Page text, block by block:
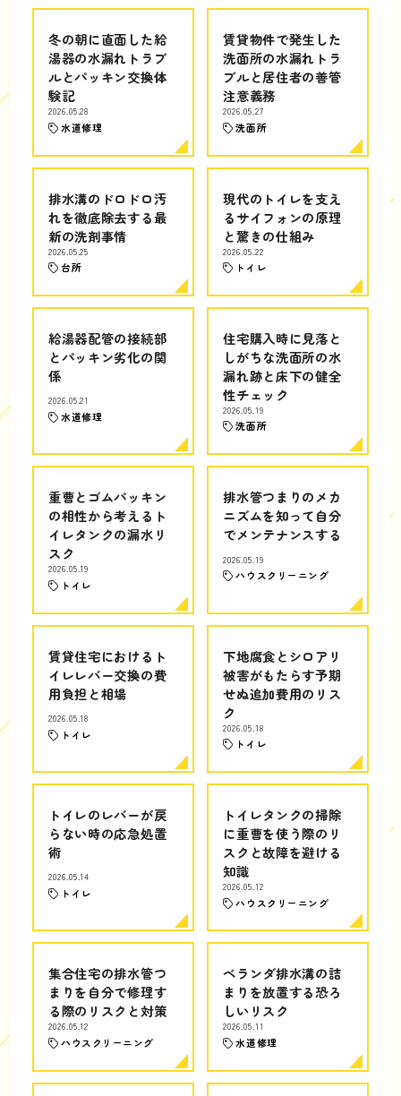
冬の朝に直面した給
湯器の水漏れトラブ
ルとパッキン交換体
験記
2026.05.28
水道修理
賃貸物件で発生した
洗面所の水漏れトラ
ブルと居住者の善管
注意義務
2026.05.27
洗面所
排水溝のドロドロ汚
れを徹底除去する最
新の洗剤事情
2026.05.25
台所
現代のトイレを支え
るサイフォンの原理
と驚きの仕組み
2026.05.22
トイレ
給湯器配管の接続部
とパッキン劣化の関
係
2026.05.21
水道修理
住宅購入時に見落と
しがちな洗面所の水
漏れ跡と床下の健全
性チェック
2026.05.19
洗面所
重曹とゴムパッキン
の相性から考えるト
イレタンクの漏水リ
スク
2026.05.19
トイレ
排水管つまりのメカ
ニズムを知って自分
でメンテナンスする
2026.05.19
ハウスクリーニング
賃貸住宅におけるト
イレレバー交換の費
用負担と相場
2026.05.18
トイレ
下地腐食とシロアリ
被害がもたらす予期
せぬ追加費用のリス
ク
2026.05.18
トイレ
トイレのレバーが戻
らない時の応急処置
術
2026.05.14
トイレ
トイレタンクの掃除
に重曹を使う際のリ
スクと故障を避ける
知識
2026.05.12
ハウスクリーニング
集合住宅の排水管つ
まりを自分で修理す
る際のリスクと対策
2026.05.12
ハウスクリーニング
ベランダ排水溝の詰
まりを放置する恐ろ
しいリスク
2026.05.11
水道修理